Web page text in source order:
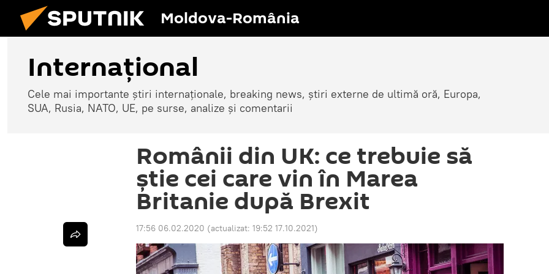
Moldova-România
Internaţional
Cele mai importante știri internaționale, breaking news, știri externe de ultimă oră, Europa,
SUA, Rusia, NATO, UE, pe surse, analize și comentarii
Românii din UK: ce trebuie să
ştie cei care vin în Marea
Britanie după Brexit
17:56 06.02.2020 (actualizat: 19:52 17.10.2021)